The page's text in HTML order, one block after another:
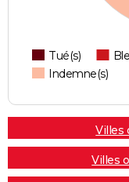
Tué(s)
Indemne(s)
Villes
Villes